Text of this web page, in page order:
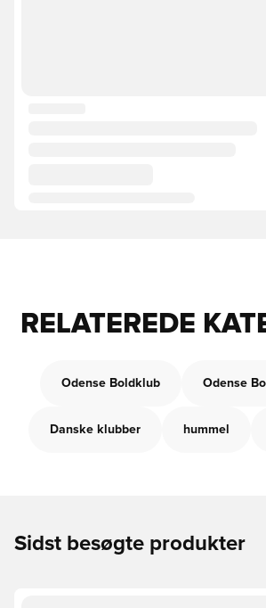
RELATEREDE
Odense Boldklub Odense
Danske klubber hummel
Sidst besøgte produkter